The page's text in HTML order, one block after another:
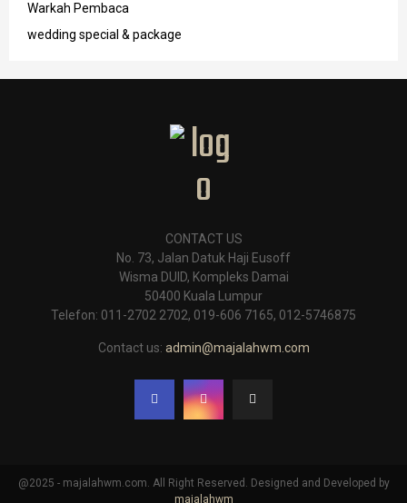
Warkah Pembaca
wedding special & package
CONTACT US
No. 73, Jalan Datuk Haji Eusoff
Wisma DUID, Kompleks Damai
50400 Kuala Lumpur
Telefon: 011-2702 2702, 019-606 7165, 012-5746875
Contact us: admin@majalahwm.com
@2025 - majalahwm.com. All Right Reserved. Designed and Developed by
majalahwm